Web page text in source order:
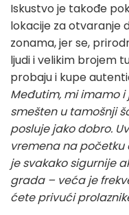
Iskustvo je takođe
lokacije za otvaranje
zonama, jer se,
ljudi i velikim brojem
probaju i kupe
Međutim, mi imamo
smešten u tamošnji
posluje jako dobro.
vremena na početku
je svakako sigurnije
grada – veća je
ćete privući